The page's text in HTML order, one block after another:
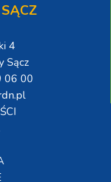
4
Sącz
06 00